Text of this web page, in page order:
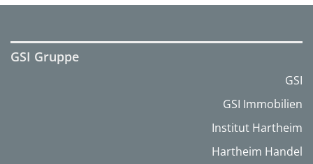
GSI Gruppe
GSI
GSI Immobilien
Institut Hartheim
Hartheim Handel